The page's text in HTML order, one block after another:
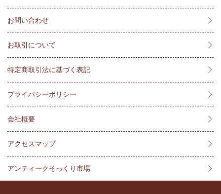
お問い合わせ
お取引について
特定商取引法に基づく表記
プライバシーポリシー
会社概要
アクセスマップ
アンティークそっくり市場